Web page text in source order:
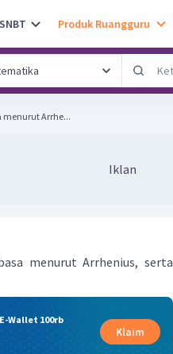
Produk Ruangguru
Arrhe...
Iklan
menurut Arrhenius, serta
Wallet 100rb
Klaim